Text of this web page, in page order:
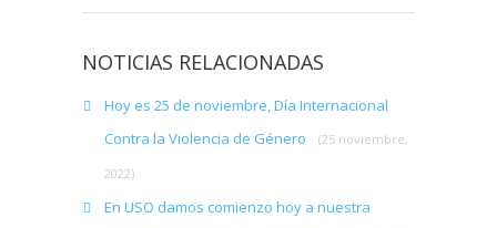
NOTICIAS RELACIONADAS
Hoy es 25 de noviembre, Día Internacional
Contra la Violencia de Género
(25 noviembre,
2022)
En USO damos comienzo hoy a nuestra